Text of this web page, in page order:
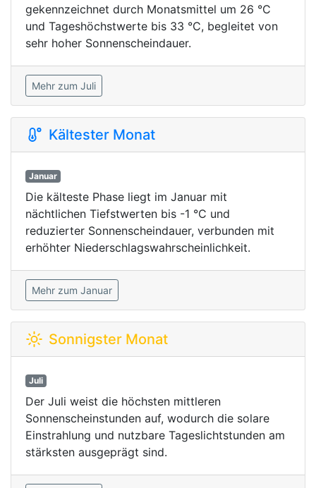
gekennzeichnet durch Monatsmittel um 26 °C
und Tageshöchstwerte bis 33 °C, begleitet von
sehr hoher Sonnenscheindauer.
Mehr zum Juli
Kältester Monat
Januar
Die kälteste Phase liegt im Januar mit
nächtlichen Tiefstwerten bis -1 °C und
reduzierter Sonnenscheindauer, verbunden mit
erhöhter Niederschlagswahrscheinlichkeit.
Mehr zum Januar
Sonnigster Monat
Juli
Der Juli weist die höchsten mittleren
Sonnenscheinstunden auf, wodurch die solare
Einstrahlung und nutzbare Tageslichtstunden am
stärksten ausgeprägt sind.